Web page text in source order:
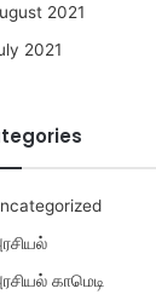
2021
2021
காமெடி